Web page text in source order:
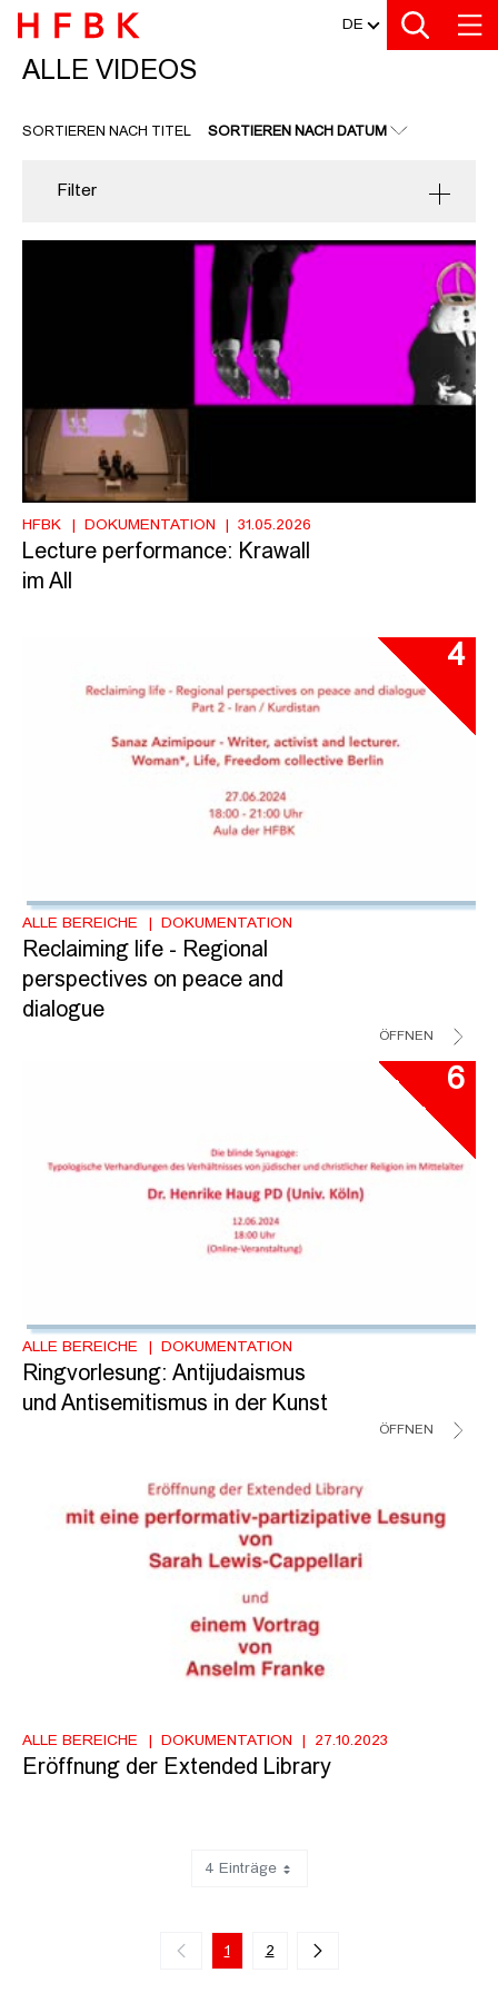
Zu den Filtern
Zur Metanavigation
Zur Hauptnavigation
Zur Suche
Zum Inhalt
Zum Seitenfuss DE
ALLE VIDEOS
ALLE VIDEOS
SORTIEREN NACH TITEL SORTIEREN NACH DATUM
Filter
HFBK DOKUMENTATION 31.05.2026
Lecture performance: Krawall
im All
4
ALLE BEREICHE DOKUMENTATION
Reclaiming life - Regional
perspectives on peace and
dialogue
ÖFFNEN
6
ALLE BEREICHE DOKUMENTATION
Ringvorlesung: Antijudaismus
und Antisemitismus in der Kunst
ÖFFNEN
ALLE BEREICHE DOKUMENTATION 27.10.2023
Eröffnung der Extended Library
4 Einträge
1 2